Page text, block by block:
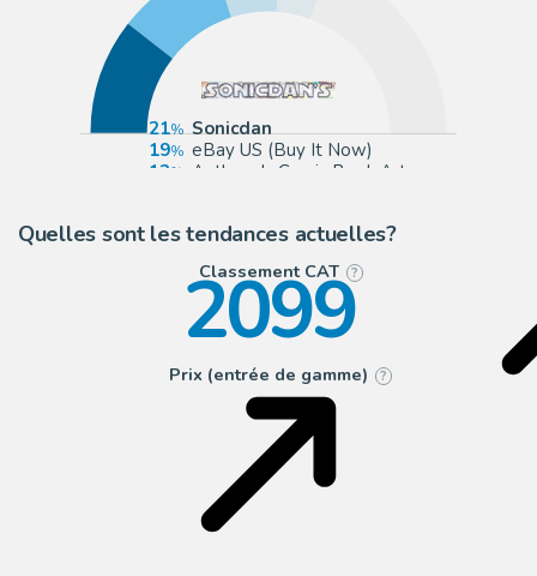
21
Sonicdan
19
eBay US (Buy It Now)
12
Anthony's Comic Book Art
Quelles sont les tendances actuelles?
Classement CAT ?
2099
Prix (entrée de gamme) ?